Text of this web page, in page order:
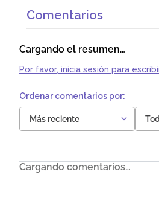
Comentarios
Cargando el resumen…
Por favor, inicia sesión para
Más reciente
Cargando comentarios…